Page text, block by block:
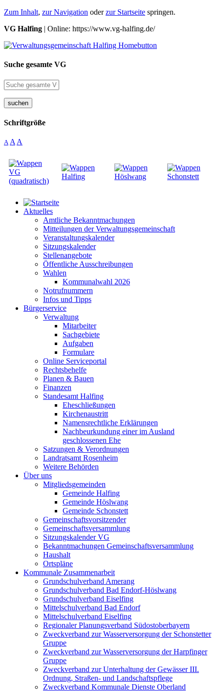
Zum Inhalt, zur Navigation oderzur Startseite springen.
VG Halfing | Online: https://www.vg-halfing.de/
Suche gesamte VG
suchen
Schriftgröße
A A A
Aktuelles
Amtliche Bekanntmachungen
Mitteilungen der Verwaltungsgemeinschaft
Veranstaltungskalender
Sitzungskalender
Stellenangebote
Öffentliche Ausschreibungen
Wahlen
Kommunalwahl 2026
Notrufnummern
Infos und Tipps
Bürgerservice
Verwaltung
Mitarbeiter
Sachgebiete
Aufgaben
Formulare
Online Serviceportal
Rechtsbehelfe
Planen & Bauen
Finanzen
Standesamt Halfing
Eheschließungen
Kirchenaustritt
Namensrechtliche Erklärungen
Nachbeurkundung einer im Ausland
geschlossenen Ehe
Satzungen & Verordnungen
Landratsamt Rosenheim
Weitere Behörden
Über uns
Mitgliedsgemeinden
Gemeinde Halfing
Gemeinde Höslwang
Gemeinde Schonstett
Gemeinschaftsvorsitzender
Gemeinschaftsversammlung
Sitzungskalender VG
Bekanntmachungen Gemeinschaftsversammlung
Haushalt
Ortspläne
Kommunale Zusammenarbeit
Grundschulverband Amerang
Grundschulverband Bad Endorf-Höslwang
Grundschulverband Eiselfing
Mittelschulverband Bad Endorf
Mittelschulverband Eiselfing
Regionaler Planungsverband Südostoberbayern
Zweckverband zur Wasserversorgung der Schonstetter
Gruppe
Zweckverband zur Wasserversorgung der Harpfinger
Gruppe
Zweckverband zur Unterhaltung der Gewässer III.
Ordnung, Straßen- und Landschaftspflege
Zweckverband Kommunale Dienste Oberland